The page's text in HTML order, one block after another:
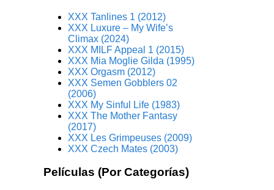
XXX Tanlines 1 (2012)
XXX Luxure – My Wife’s
Climax (2024)
XXX MILF Appeal 1 (2015)
XXX Mia Moglie Gilda (1995)
XXX Orgasm (2012)
XXX Semen Gobblers 02
(2006)
XXX My Sinful Life (1983)
XXX The Mother Fantasy
(2017)
XXX Les Grimpeuses (2009)
XXX Czech Mates (2003)
Películas (Por Categorías)